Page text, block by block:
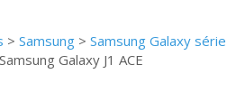
> Samsung > Samsung Galaxy série
Samsung Galaxy J1 ACE